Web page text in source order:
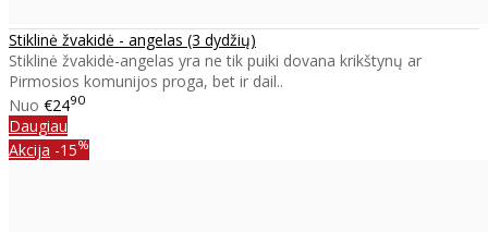
Stiklinė žvakidė - angelas (3 dydžių)
Stiklinė žvakidė-angelas yra ne tik puiki dovana krikštynų ar
Pirmosios komunijos proga, bet ir dail..
Nuo €2490
Daugiau
Akcija -15%